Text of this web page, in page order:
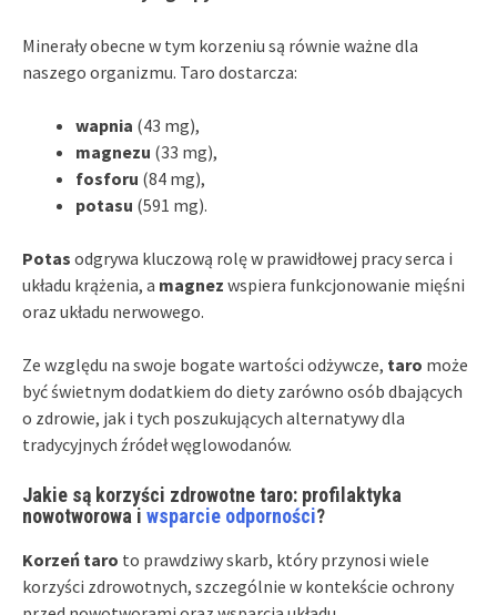
Minerały obecne w tym korzeniu są równie ważne dla
naszego organizmu. Taro dostarcza:
wapnia (43 mg),
magnezu (33 mg),
fosforu (84 mg),
potasu (591 mg).
Potas odgrywa kluczową rolę w prawidłowej pracy serca i
układu krążenia, a magnez wspiera funkcjonowanie mięśni
oraz układu nerwowego.
Ze względu na swoje bogate wartości odżywcze, taro może
być świetnym dodatkiem do diety zarówno osób dbających
o zdrowie, jak i tych poszukujących alternatywy dla
tradycyjnych źródeł węglowodanów.
Jakie są korzyści zdrowotne taro: profilaktyka
nowotworowa i wsparcie odporności?
Korzeń taro to prawdziwy skarb, który przynosi wiele
korzyści zdrowotnych, szczególnie w kontekście ochrony